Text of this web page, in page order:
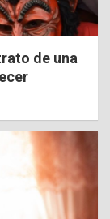
de una